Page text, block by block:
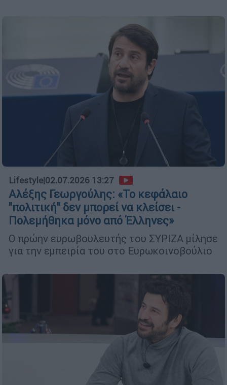
Lifestyle|02.07.2026 13:27
Αλέξης Γεωργούλης: «Το κεφάλαιο
"πολιτική" δεν μπορεί να κλείσει -
Πολεμήθηκα μόνο από Έλληνες»
Ο πρώην ευρωβουλευτής του ΣΥΡΙΖΑ μίλησε
για την εμπειρία του στο Ευρωκοινοβούλιο